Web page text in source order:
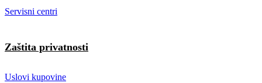
Servisni centri
Zaštita privatnosti
Uslovi kupovine